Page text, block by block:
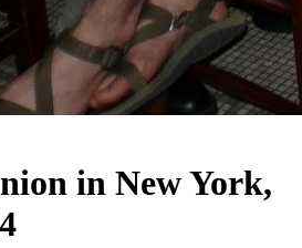
in New York,